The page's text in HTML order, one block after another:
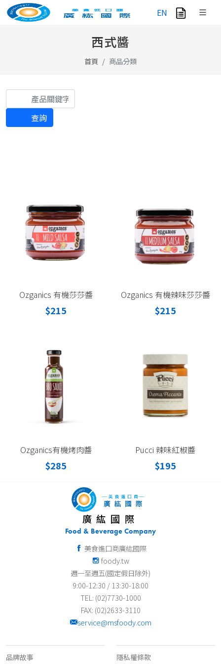
EN
西式醬
首頁 商品分類
Ozganics 有機莎莎醬
$215
Ozganics 有機辣味莎莎醬
$215
Ozganics有機烤肉醬
$285
Pucci 辣味紅椒醬
$195
廣紘國際
Food & Beverage Company
美食進口商廣紘國際
foody.tw
週一至週五(國定假日除外)
9:00-12:30 / 13:30-18:00
TEL: (02)7730-1000
FAX: (02)2633-3110
service@msfoody.com
品牌故事 隱私權條款